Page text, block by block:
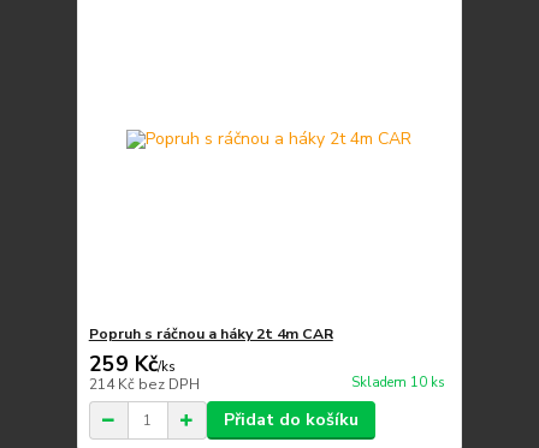
Popruh s ráčnou a háky 2t 4m CAR
259 Kč/ks
214 Kč bez DPH Skladem 10 ks
Přidat do košíku